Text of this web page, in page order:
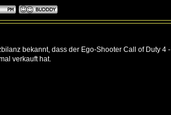
bekannt, dass der Ego-Shooter Call of Duty 4 -
verkauft hat.